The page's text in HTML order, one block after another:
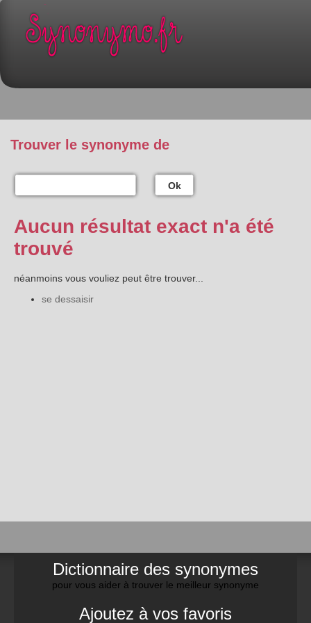
Trouver le synonyme de
Ok
Aucun résultat exact n'a été
trouvé
néanmoins vous vouliez peut être trouver...
se dessaisir
Dictionnaire des synonymes
pour vous aider à trouver le meilleur synonyme
Ajoutez à vos favoris